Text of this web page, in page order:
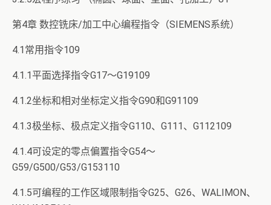
第4章 数控铣床/加工中心编程指令（SIEMENS系统）
4.1常用指令109
4.1.1平面选择指令G17～G19109
4.1.2坐标和相对坐标定义指令G90和G91109
4.1.3极坐标、极点定义指令G110、G111、G112109
4.1.4可设定的零点偏置指令G54～
G59/G500/G53/G153110
4.1.5可编程的工作区域限制指令G25、G26、WALIMON、